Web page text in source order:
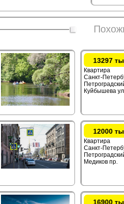
13297
Квартира
Санкт-
Куйбышева
12000
Квартира
Санкт-
Медиков пр.
16900